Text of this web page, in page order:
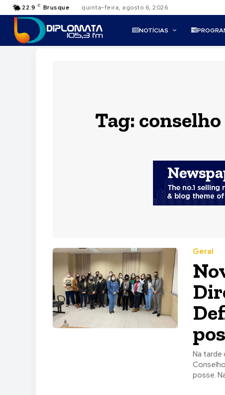
22.9 C Brusque quinta-feira, agosto 6, 2026
NOTÍCIAS
Tag:
Geral
Na tarde
posse.